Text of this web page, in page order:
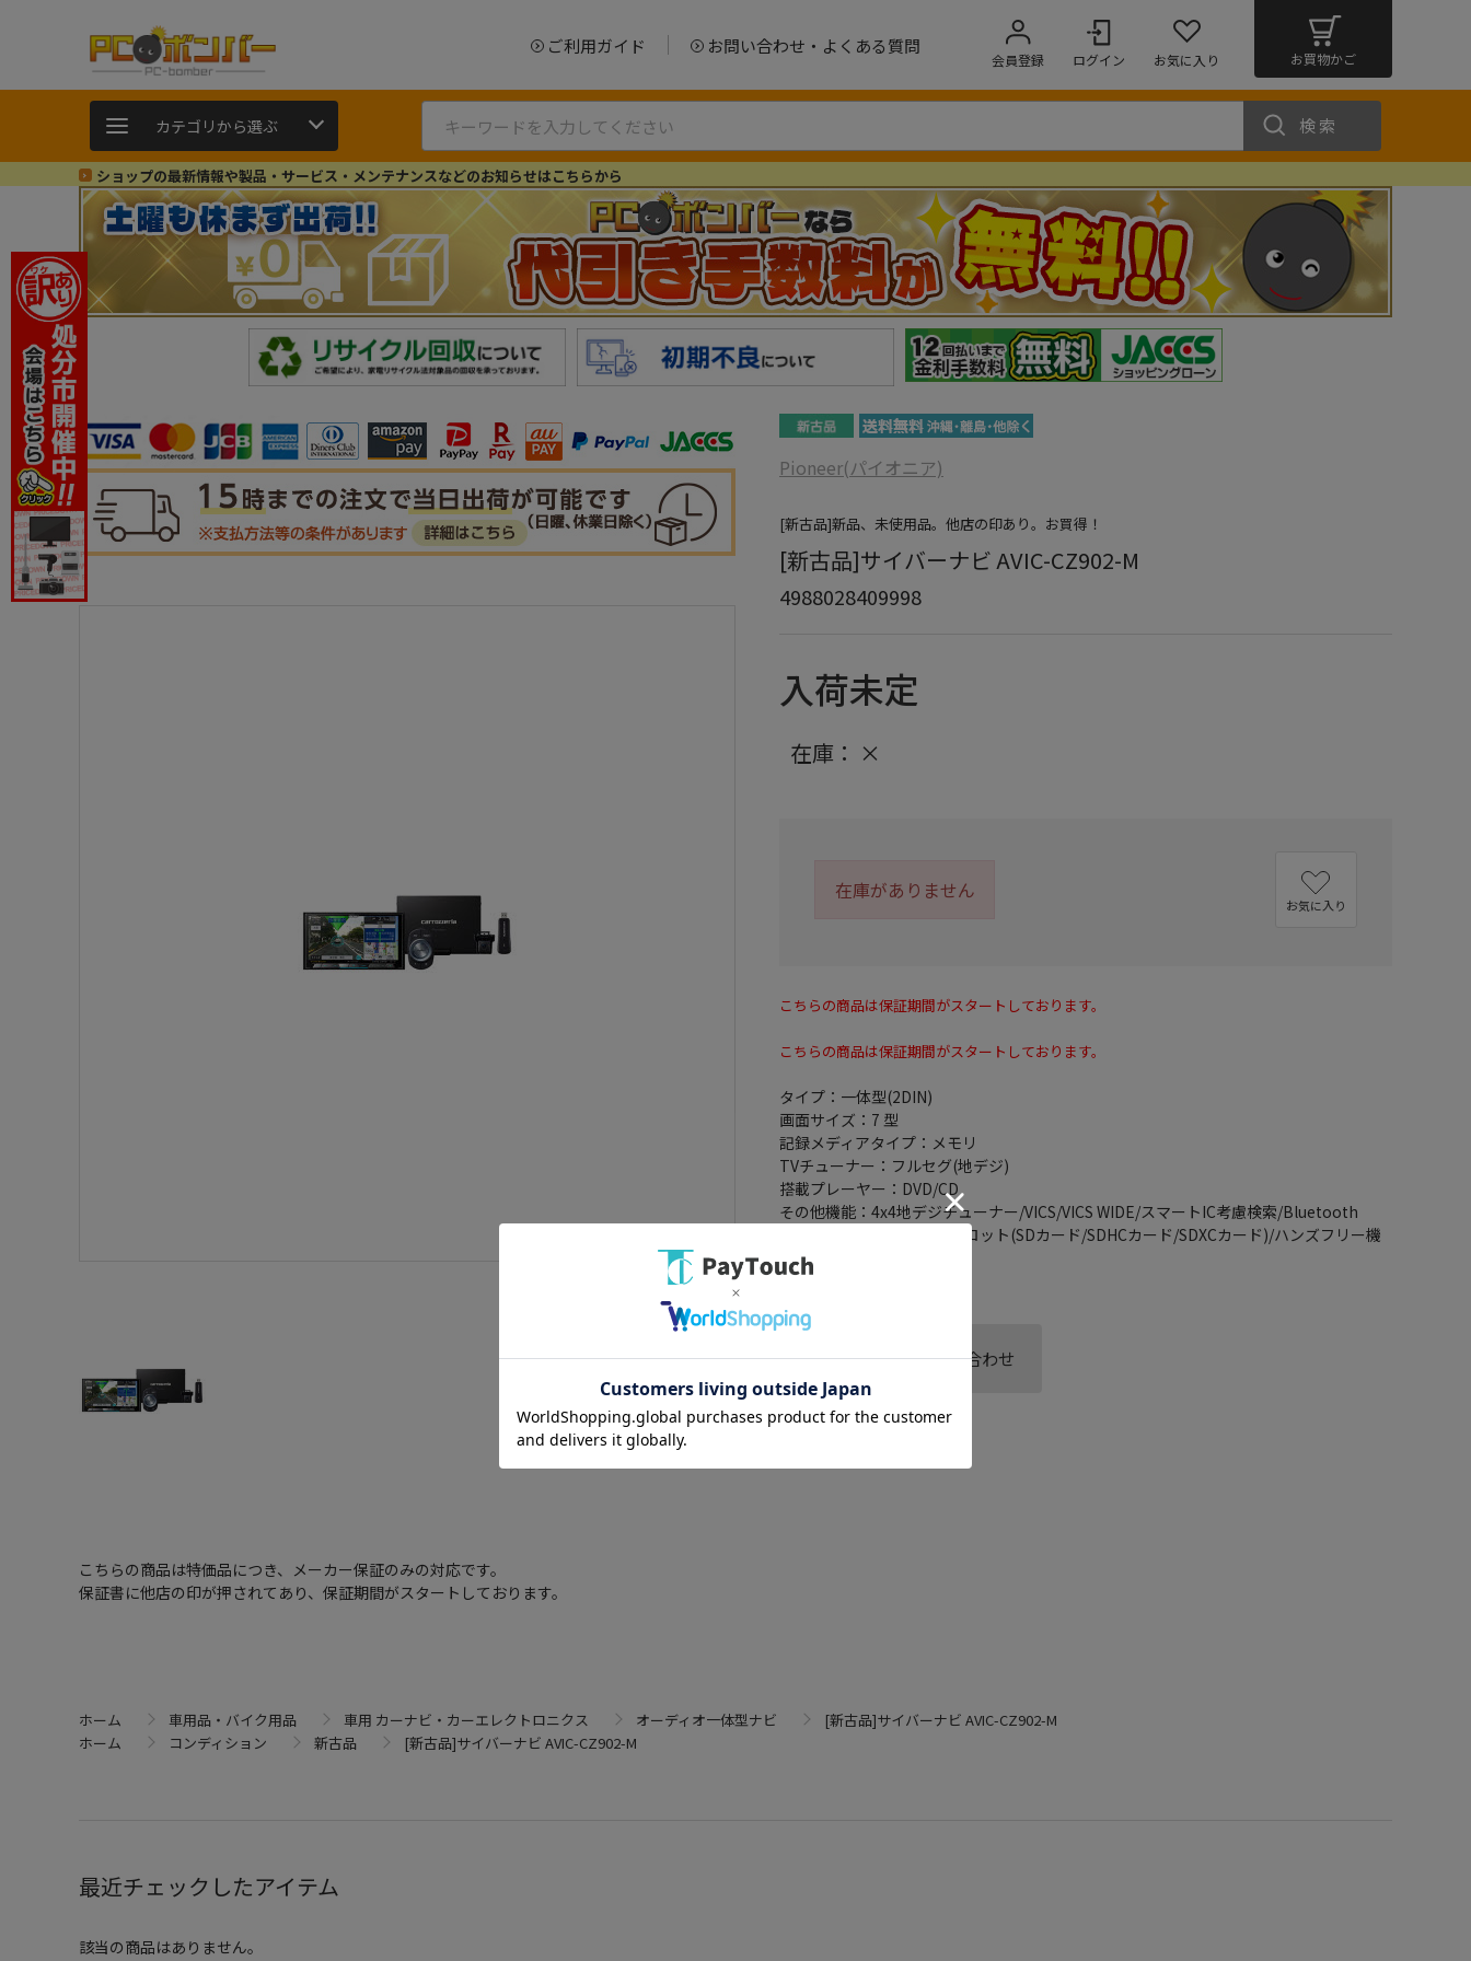
ご利用ガイド お問い合わせ・よくある質問
会員登録 ログイン お気に入り お買物かご
カテゴリから選ぶ 検索
ショップの最新情報や製品・サービス・メンテナンスなどのお知らせはこちらから
Pioneer(パイオニア)
[新古品]新品、未使用品。他店の印あり。お買得！
[新古品]サイバーナビ AVIC-CZ902-M
4988028409998
入荷未定
在庫： ×
在庫がありません
お気に入り
こちらの商品は保証期間がスタートしております。
こちらの商品は保証期間がスタートしております。
タイプ：一体型(2DIN)
画面サイズ：7 型
記録メディアタイプ：メモリ
TVチューナー：フルセグ(地デジ)
搭載プレーヤー：DVD/CD
その他機能：4x4地デジチューナー/VICS/VICS WIDE/スマートIC考慮検索/Bluetooth
4.1/USB端子/外部メモリスロット(SDカード/SDHCカード/SDXCカード)/ハンズフリー機
能/音声認識/ハイレゾ
この商品へのお問い合わせ
こちらの商品は特価品につき、メーカー保証のみの対応です。
保証書に他店の印が押されてあり、保証期間がスタートしております。
ホーム 車用品・バイク用品 車用 カーナビ・カーエレクトロニクス オーディオ一体型ナビ
[新古品]サイバーナビ AVIC-CZ902-M
ホーム
コンディション 新古品 [新古品]サイバーナビ AVIC-CZ902-M
最近チェックしたアイテム
該当の商品はありません。